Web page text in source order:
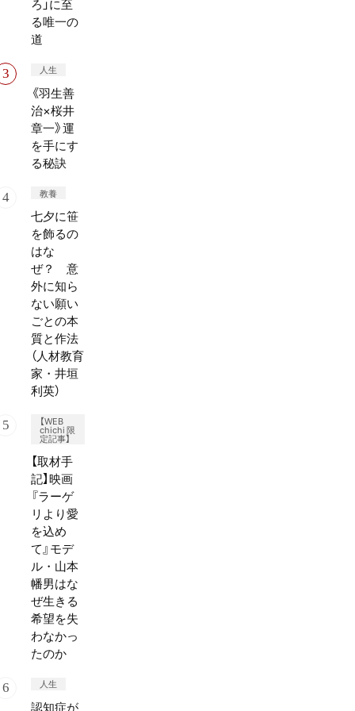
ろ」に至
る唯一の
道
人生
《羽生善
治×桜井
章一》運
を手にす
る秘訣
教養
七夕に笹
を飾るの
はな
ぜ？ 意
外に知ら
ない願い
ごとの本
質と作法
（人材教育
家・井垣
利英）
【WEB
chichi 限
定記事】
【取材手
記】映画
『ラーゲ
リより愛
を込め
て』モデ
ル・山本
幡男はな
ぜ生きる
希望を失
わなかっ
たのか
人生
認知症が